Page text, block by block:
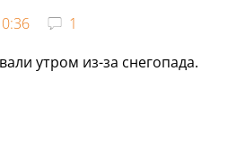
1
утром из-за снегопада.